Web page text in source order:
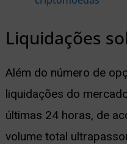
Liquidações
Além do número de
liquidações do
últimas 24 horas, de
volume total